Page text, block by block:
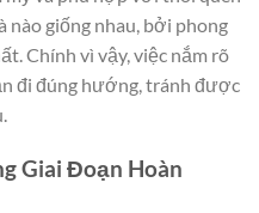
nào giống nhau, bởi phong
Chính vì vậy, việc nắm rõ
đi đúng hướng, tránh được
Giai Đoạn Hoàn